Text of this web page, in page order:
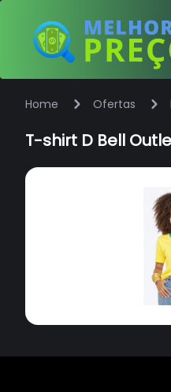
Home Ofertas
T-shirt D Bell